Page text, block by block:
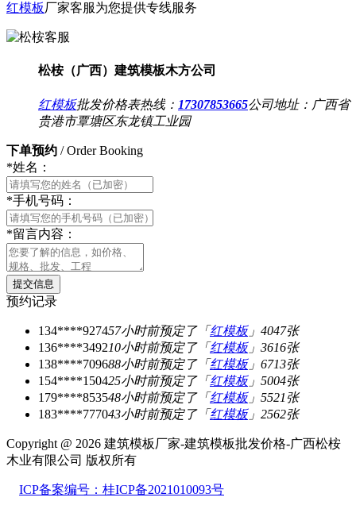
红模板厂家客服为您提供专线服务
松桉（广西）建筑模板木方公司
红模板批发价格表热线： 17307853665公司地址： 广西省
贵港市覃塘区东龙镇工业园
下单预约 / Order Booking
*姓名：
*手机号码：
*留言内容：
预约记录
134****927457小时前预定了「 红模板」4047张
136****349210小时前预定了「 红模板」3616张
138****709688小时前预定了「 红模板」6713张
154****150425小时前预定了「 红模板」5004张
179****853548小时前预定了「 红模板」5521张
183****777043小时前预定了「 红模板」2562张
Copyright @ 2026 建筑模板厂家-建筑模板批发价格-广西松桉
木业有限公司 版权所有
ICP备案编号：桂ICP备2021010093号